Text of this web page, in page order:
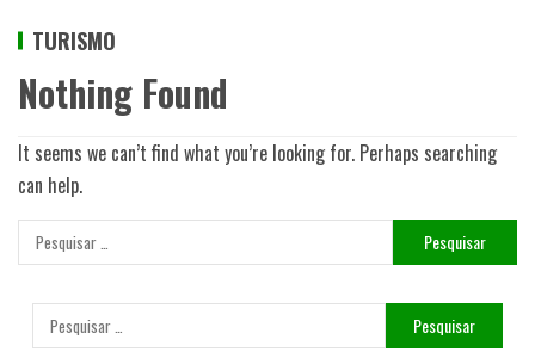
TURISMO
Nothing Found
It seems we can’t find what you’re looking for. Perhaps searching
can help.